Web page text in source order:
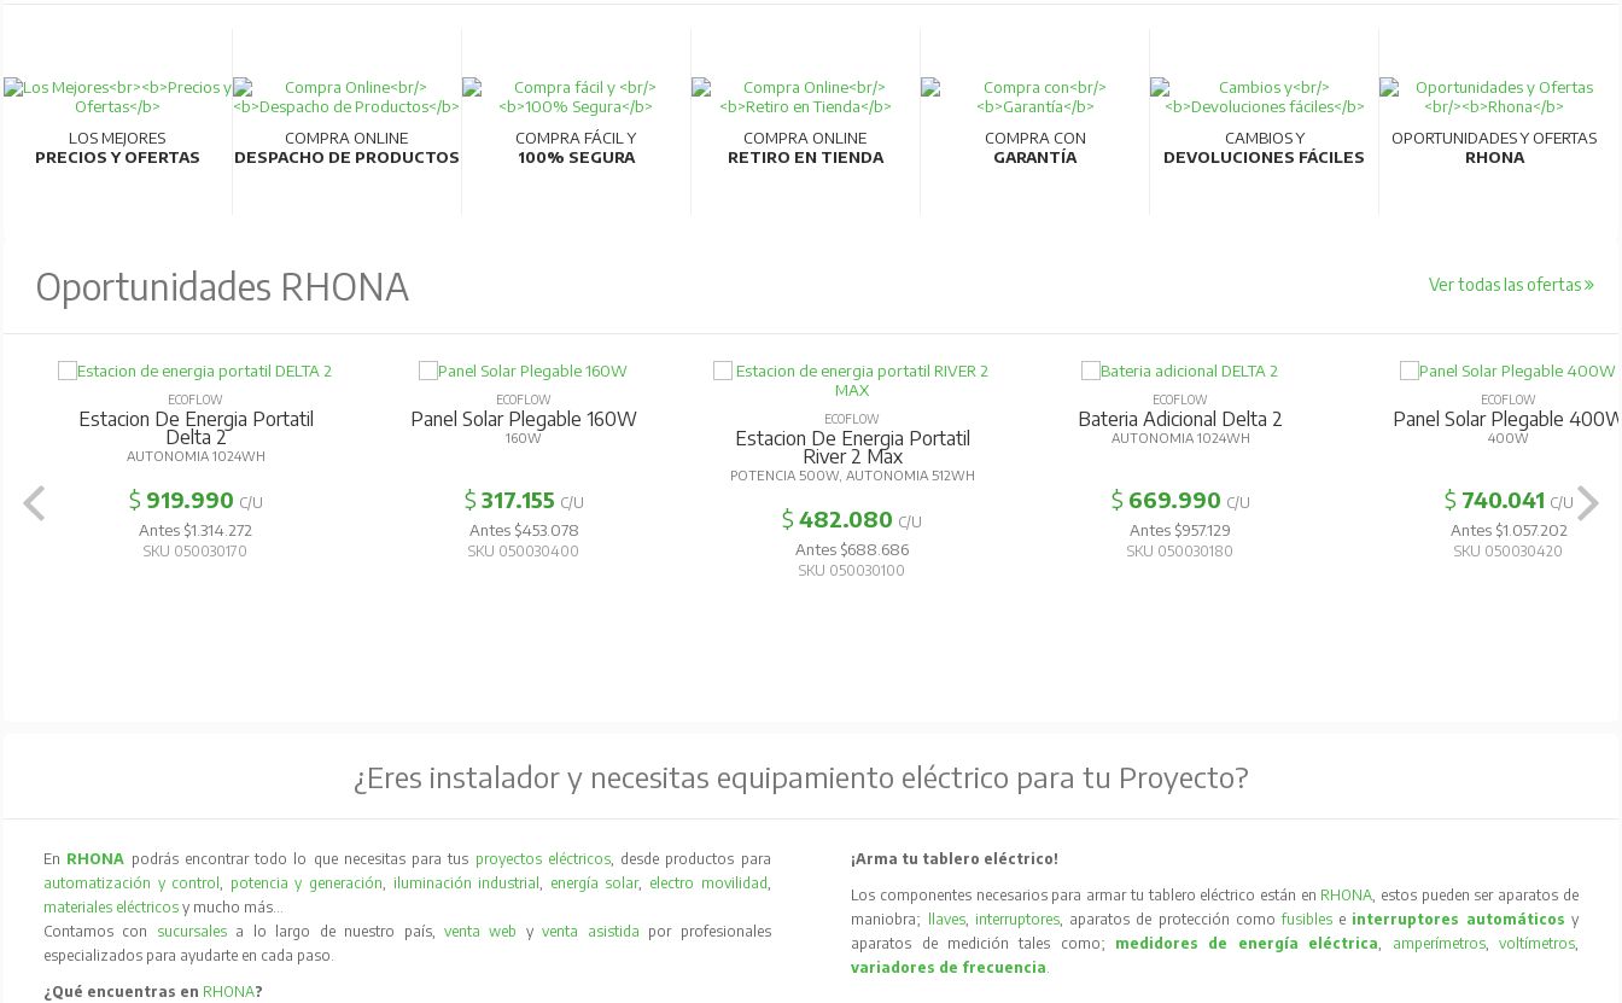
LOS MEJORES
PRECIOS Y OFERTAS
COMPRA ONLINE
DESPACHO DE PRODUCTOS
COMPRA FÁCIL Y
100% SEGURA
COMPRA ONLINE
RETIRO EN TIENDA
COMPRA CON
GARANTÍA
CAMBIOS Y
DEVOLUCIONES FÁCILES
OPORTUNIDADES Y OFERTAS
RHONA
Oportunidades RHONA Ver todas las ofertas
ECOFLOW
Estacion De Energia Portatil
Delta 2
AUTONOMIA 1024WH
$ 919.990 C/U
Antes $1.314.272
SKU 050030170
ECOFLOW
Panel Solar Plegable 160W
160W
$ 317.155 C/U
Antes $453.078
SKU 050030400
ECOFLOW
Estacion De Energia Portatil
River 2 Max
POTENCIA 500W, AUTONOMIA 512WH
$ 482.080 C/U
Antes $688.686
SKU 050030100
ECOFLOW
Bateria Adicional Delta 2
AUTONOMIA 1024WH
$ 669.990 C/U
Antes $957.129
SKU 050030180
ECOFLOW
Panel Solar Plegable
400W
$ 740.041 C/U
Antes $1.057.202
SKU 050030420
¿Eres instalador y necesitas equipamiento eléctrico para tu Proyecto?
En RHONA podrás encontrar todo lo que necesitas para tus proyectos eléctricos, desde productos para
automatización y control, potencia y generación, iluminación industrial, energía solar, electro movilidad,
materiales eléctricos y mucho más…
Contamos con sucursales a lo largo de nuestro país, venta web yventa asistida por profesionales
especializados para ayudarte en cada paso.
¿Qué encuentras en RHONA?
¡Arma tu tablero eléctrico!
Los componentes necesarios para armar tu tablero eléctrico están en RHONA, estos pueden ser aparatos de
maniobra;
llaves, interruptores, aparatos de protección comofusibles e interruptores automáticos y
aparatos de medición tales como; medidores de energía eléctrica, amperímetros, voltímetros,
variadores de frecuencia.